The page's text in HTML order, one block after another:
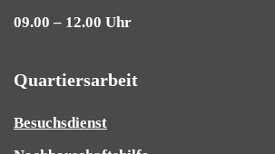
09.00 – 12.00 Uhr
Quartiersarbeit
Besuchsdienst